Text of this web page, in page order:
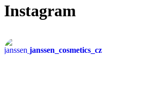
Instagram
janssen_cosmetics_cz